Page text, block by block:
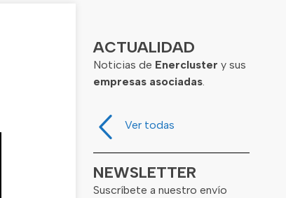
ACTUALIDAD
Noticias de Enercluster y sus
empresas asociadas.
Ver todas
NEWSLETTER
Suscríbete a nuestro envío